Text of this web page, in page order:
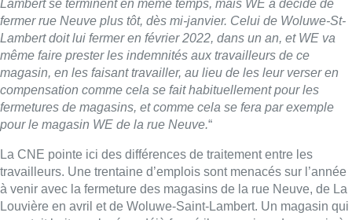
comptait huit employés a déjà fermé il y a environ deux mois à
Namur. Il reste encore cinq magasins WE à Bruxelles et en
Wallonie, ainsi que 17 en Flandre.
Belga
Lire aussi :
Schaerbeek : un important incendie
dans un entrepôt maîtrisé après
plusieurs heures d’intervention